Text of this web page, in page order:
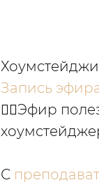
Запись
👍🏼Эфир
С